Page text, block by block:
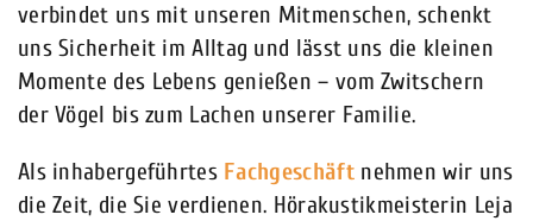
verbindet uns mit unseren Mitmenschen, schenkt
uns Sicherheit im Alltag und lässt uns die kleinen
Momente des Lebens genießen – vom Zwitschern
der Vögel bis zum Lachen unserer Familie.
Als inhabergeführtes Fachgeschäftnehmen wir uns
die Zeit, die Sie verdienen. Hörakustikmeisterin Leja